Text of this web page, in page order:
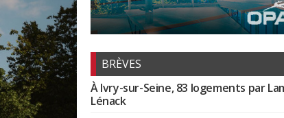
BRÈVES
À Ivry-sur-Seine, 83 logements par
Lénack